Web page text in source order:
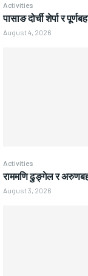
Activities
पासाङ दोर्ची शेर्पा र
August 4, 2026
Activities
राममणि ढुङ्गेल र
August 3, 2026